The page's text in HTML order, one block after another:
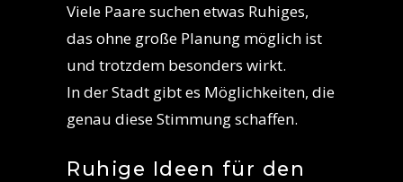
Viele Paare suchen etwas Ruhiges,
das ohne große Planung möglich ist
und trotzdem besonders wirkt.
In der Stadt gibt es Möglichkeiten, die
genau diese Stimmung schaffen.
Ruhige Ideen für den